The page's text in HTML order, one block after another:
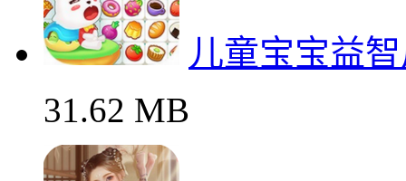
儿童宝宝益
31.62 MB